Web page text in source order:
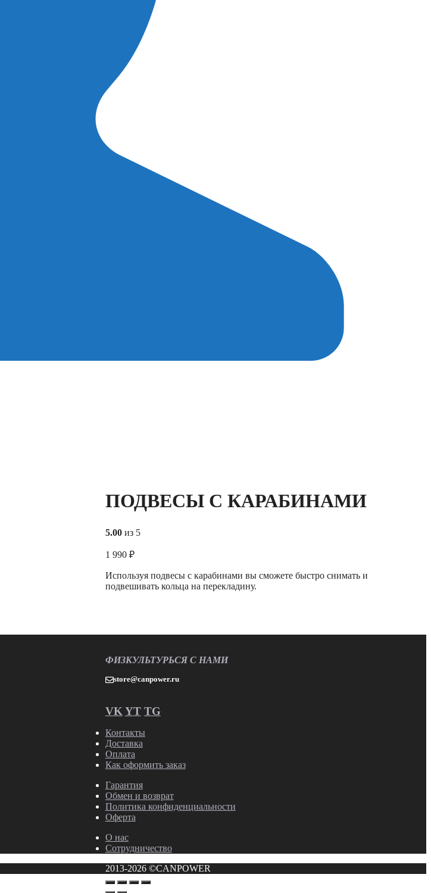
ПОДВЕСЫ С КАРАБИНАМИ
5.00из 5
1 990 ₽
Используя подвесы с карабинами вы сможете быстро снимать и
подвешивать кольца на перекладину.
ФИЗКУЛЬТУРЬСЯ С НАМИ
store@canpower.ru
VK YT TG
Контакты
Доставка
Оплата
Как оформить заказ
Гарантия
Обмен и возврат
Политика конфиденциальности
Оферта
О нас
Сотрудничество
2013-2026 ©CANPOWER